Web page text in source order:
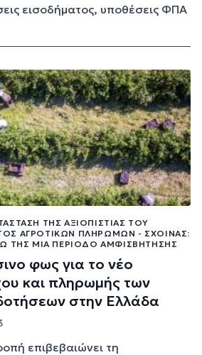
εισοδήματος, υποθέσεις ΦΠΑ
ΤΗΣ ΑΞΙΟΠΙΣΤΊΑΣ ΤΟΥ
ΑΓΡΟΤΙΚΏΝ ΠΛΗΡΩΜΏΝ - ΣΧΟΙΝΆΣ:
ΤΗΣ ΜΙΑ ΠΕΡΊΟΔΟ ΑΜΦΙΣΒΉΤΗΣΗΣ
φως για το νέο
και πληρωμής των
στην Ελλάδα
επιβεβαιώνει τη